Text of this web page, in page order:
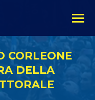
CORLEONE
DELLA